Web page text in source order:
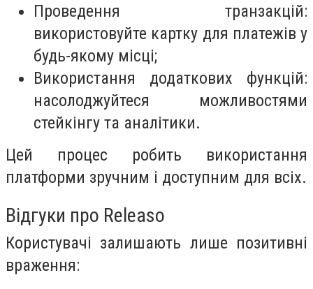
Проведення транзакцій:
використовуйте картку для платежів у
будь-якому місці;
Використання додаткових функцій:
насолоджуйтеся можливостями
стейкінгу та аналітики.
Цей процес робить використання
платформи зручним і доступним для всіх.
Відгуки про Releaso
Користувачі залишають лише позитивні
враження: